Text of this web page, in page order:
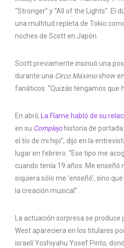
“Stronger” y “All of the Lights”. El
una multitud repleta de Tokio
noches de Scott en Japón.
Scott previamente insinuó una
durante una Circo Máximoshow
fanáticos: “Quizás tengamos que
En abril, La Flame habló de su
en su Complejohistoria de
el tío de mi hijo”, dijo en la
lugar en febrero. “Ese tipo me
cuando tenía 19 años. Me enseñó
siquiera sólo me 'enseñó', sino
la creación musical”.
La actuación sorpresa se
West apareciera en los titulares
israelí Yoshiyahu Yosef Pinto,